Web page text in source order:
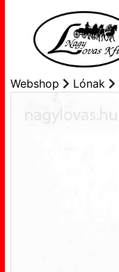
Webshop Lónak